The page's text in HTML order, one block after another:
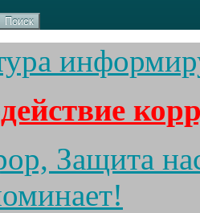
Поиск
Защита